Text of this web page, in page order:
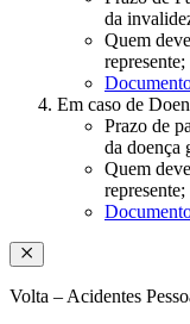
da
Quem
represente;​
Em caso de
Prazo de
da doença
Quem
represente;​
Volta – Acidentes